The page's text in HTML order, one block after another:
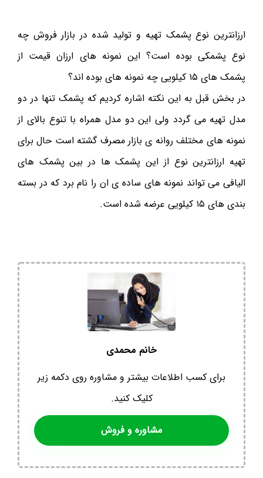
ارزانترین نوع پشمک تهیه و تولید شده در بازار فروش چه
نوع پشمکی بوده است؟ این نمونه های ارزان قیمت از
پشمک های ۱۵ کیلویی چه نمونه های بوده اند؟
در بخش قبل به این نکته اشاره کردیم که پشمک تنها در دو
مدل تهیه می گردد ولی این دو مدل همراه با تنوع بالای از
نمونه های مختلف روانه ی بازار مصرف گشته است حال برای
تهیه ارزانترین نوع از این پشمک ها در بین پشمک های
الیافی می تواند نمونه های ساده ی ان را نام برد که در بسته
بندی های ۱۵ کیلویی عرضه شده است.
خانم محمدی
برای کسب اطلاعات بیشتر و مشاوره روی دکمه زیر
کلیک کنید.
مشاوره و فروش